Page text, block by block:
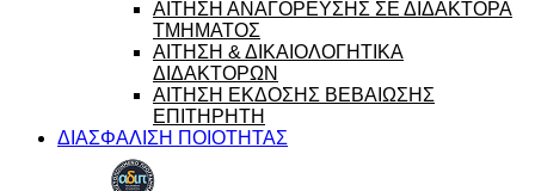
ΑΙΤΗΣΗ ΑΝΑΓΟΡΕΥΣΗΣ ΣΕ ΔΙΔΑΚΤΟΡΑ
ΤΜΗΜΑΤΟΣ
ΑΙΤΗΣΗ & ΔΙΚΑΙΟΛΟΓΗΤΙΚΑ
ΔΙΔΑΚΤΟΡΩΝ
ΑΙΤΗΣΗ ΕΚΔΟΣΗΣ ΒΕΒΑΙΩΣΗΣ
ΕΠΙΤΗΡΗΤΗ
ΔΙΑΣΦΑΛΙΣΗ ΠΟΙΟΤΗΤΑΣ